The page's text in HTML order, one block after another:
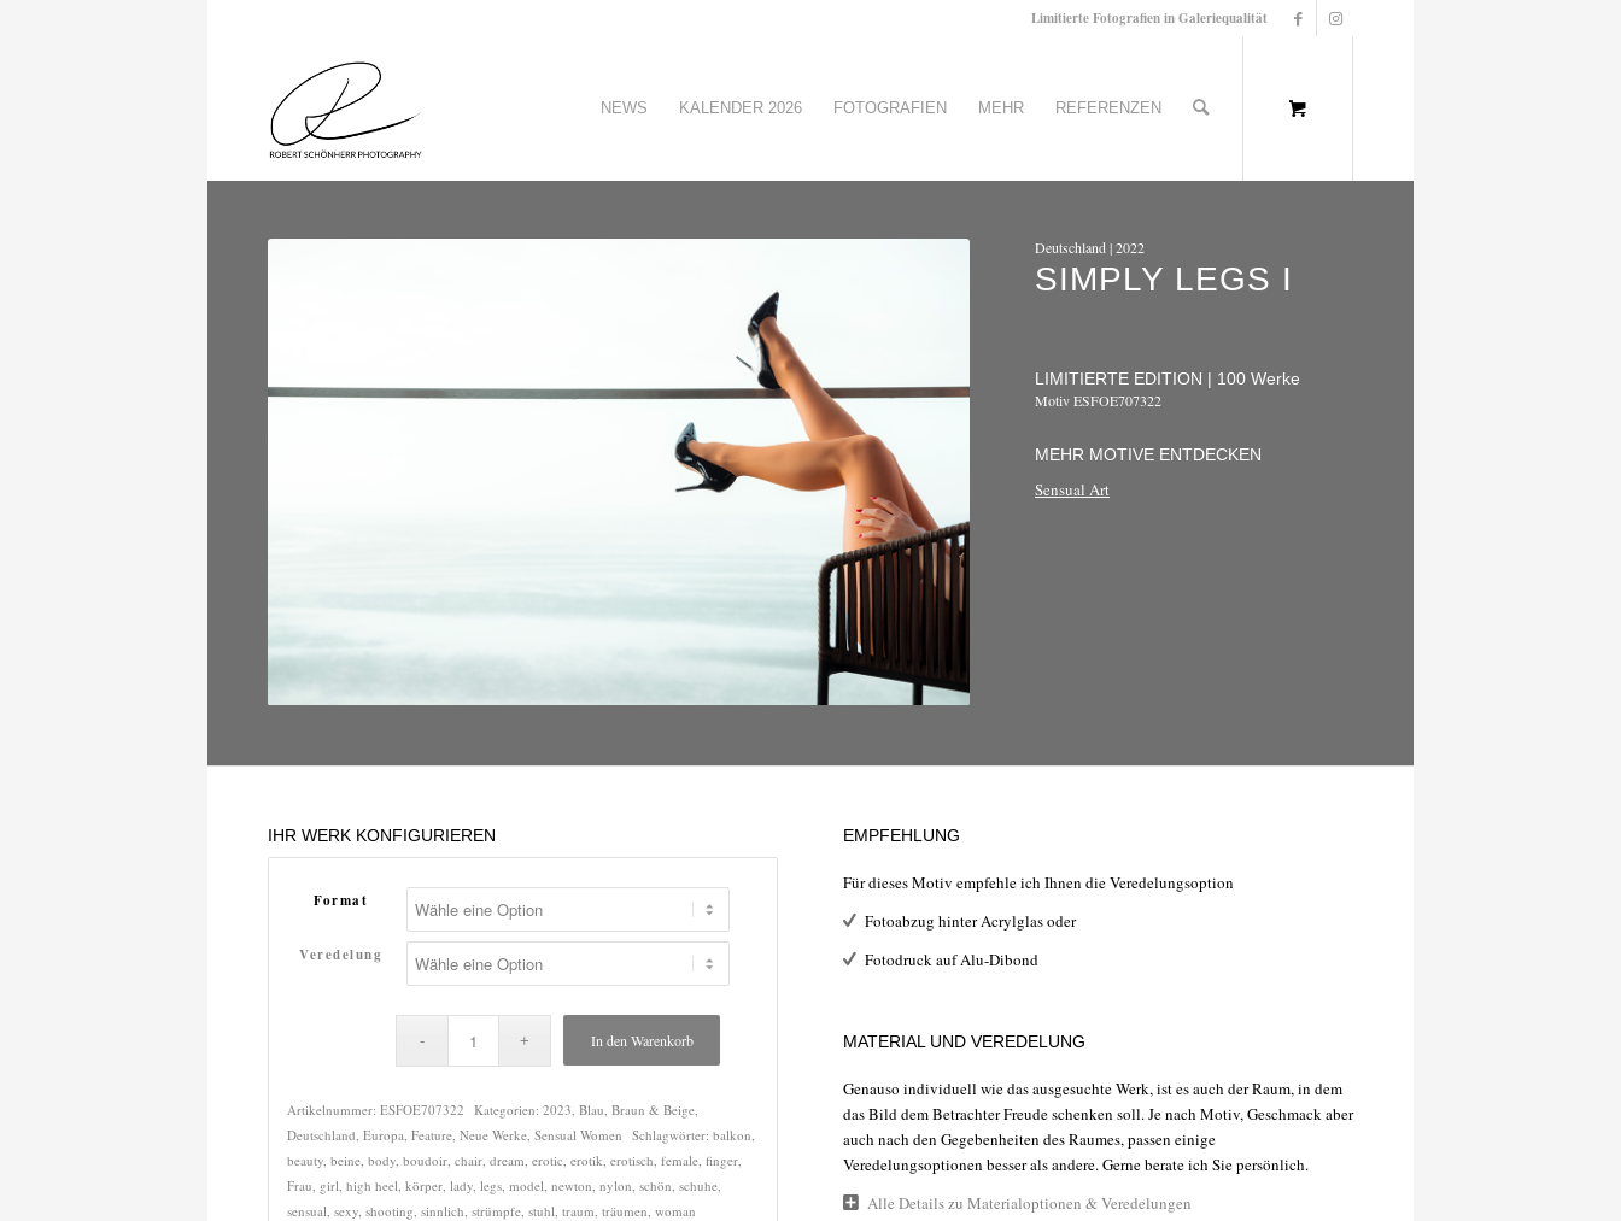
Limitierte Fotografien in Galeriequalität
NEWS KALENDER 2026 FOTOGRAFIEN MEHR REFERENZEN
Deutschland | 2022
SIMPLY LEGS I
LIMITIERTE EDITION | 100 Werke
Motiv ESFOE707322
MEHR MOTIVE ENTDECKEN
Sensual Art
IHR WERK KONFIGURIEREN
Format
Veredelung
In den Warenkorb
Artikelnummer: ESFOE707322 Kategorien: 2023, Blau, Braun & Beige,
Deutschland, Europa, Feature, Neue Werke, Sensual Women Schlagwörter: balkon,
beauty, beine, body, boudoir, chair, dream, erotic, erotik, erotisch, female, finger,
Frau, girl, high heel, körper, lady, legs, model, newton, nylon, schön, schuhe,
sensual, sexy, shooting, sinnlich, strümpfe, stuhl, traum, träumen, woman
EMPFEHLUNG
Für dieses Motiv empfehle ich Ihnen die Veredelungsoption
Fotoabzug hinter Acrylglas oder
Fotodruck auf Alu-Dibond
MATERIAL UND VEREDELUNG
Genauso individuell wie das ausgesuchte Werk, ist es auch der Raum, in dem
das Bild dem Betrachter Freude schenken soll. Je nach Motiv, Geschmack aber
auch nach den Gegebenheiten des Raumes, passen einige
Veredelungsoptionen besser als andere. Gerne berate ich Sie persönlich.
Alle Details zu Materialoptionen & Veredelungen